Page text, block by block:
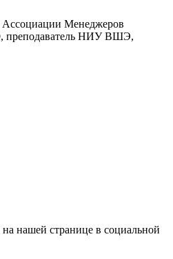
Ассоциации Менеджеров
преподаватель НИУ ВШЭ,
нашей странице в социальной